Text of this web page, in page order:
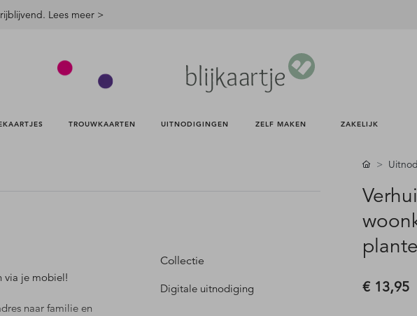
Lees meer >
TROUWKAARTEN UITNODIGINGEN ZELF MAKEN ZAKELIJK
via je mobiel!
naar familie en
Collectie
Digitale uitnodiging € 13,95